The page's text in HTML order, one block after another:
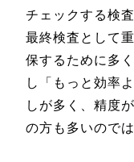
チェックする検
最終検査として
保するために多
し「もっと効率
しが多く、精度
の方も多いので